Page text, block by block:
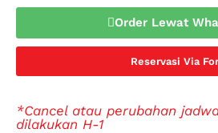
Order Lewat
Reservasi Via
*Cancel atau perubahan
dilakukan H-1